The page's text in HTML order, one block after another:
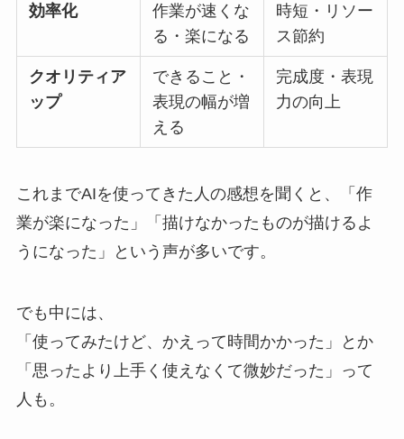
効率化
作業が速くな
る・楽になる
時短・リソー
ス節約
クオリティア
ップ
できること・
表現の幅が増
える
完成度・表現
力の向上
これまでAIを使ってきた人の感想を聞くと、「作
業が楽になった」「描けなかったものが描けるよ
うになった」という声が多いです。
でも中には、
「使ってみたけど、かえって時間かかった」とか
「思ったより上手く使えなくて微妙だった」って
人も。